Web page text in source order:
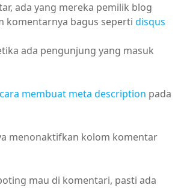
ada yang mereka pemilik blog
komentarnya bagus seperti disqus
ada pengunjung yang masuk
cara membuat meta description pada
menonaktifkan kolom komentar
mau di komentari, pasti ada